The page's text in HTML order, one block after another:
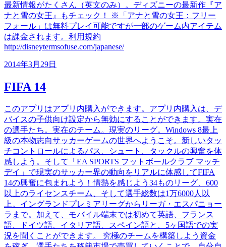
最新情報がたくさん（英文のみ）。ディズニーの最新作『ア
ナと雪の女王』もチェック！ ※「アナと雪の女王：フリー
フォール」は無料プレイ可能ですが一部のゲーム内アイテム
は課金されます。利用規約
http://disneytermsofuse.com/japanese/
2014年3月29日
FIFA 14
このアプリはアプリ内購入ができます。アプリ内購入は、デ
バイスの子供向け設定から無効にすることができます。実在
の選手たち。実在のチーム。現実のリーグ。Windows 8最上
級の本物志向サッカーゲームの世界へようこそ。新しいタッ
チコントロールによるパス、シュート、タックルの興奮を体
感しよう。そして「EA SPORTS フットボールクラブ マッチ
デイ」で現実のサッカー界の動向をリアルに体感してFIFA
14の興奮に包まれよう！情熱を感じよう34ものリーグ、600
以上のライセンスチーム、そして選手総数は1万6000人以
上。イングランドプレミアリーグからリーガ・エスパニョー
ラまで。加えて、モバイル端末では初めて英語、フランス
語、ドイツ語、イタリア語、スペイン語と、5ヶ国語での実
況を聞くことができます。 究極のチームを構築しよう資金